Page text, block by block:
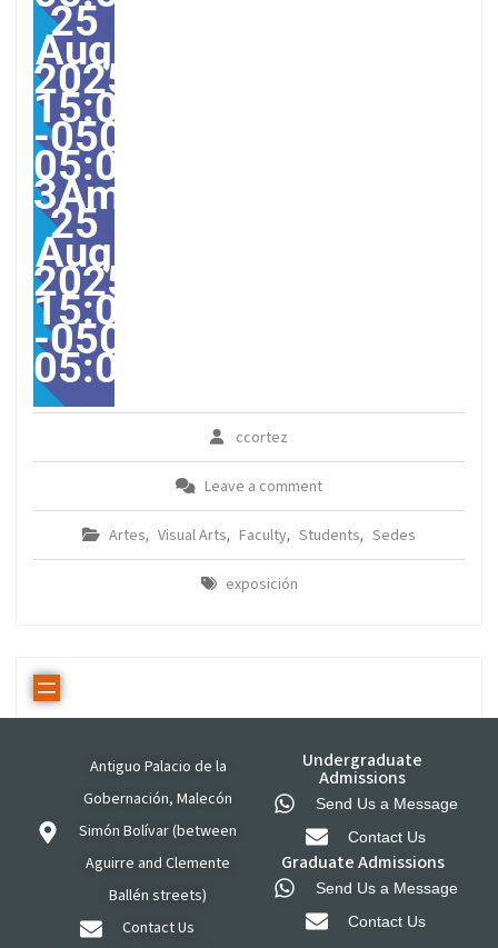
25
Aug
2025
15:05:00
-0500-
05:00-
3America/
25
Aug
2025
15:05:00
-0500-
05:00America/
ccortez
Leave a comment
Artes, Visual Arts, Faculty, Students, Sedes
exposición
Antiguo Palacio de la
Gobernación, Malecón
Simón Bolívar (between
Aguirre and Clemente
Ballén streets)
Contact Us
Undergraduate
Admissions
Send Us a Message
Contact Us
Graduate Admissions
Send Us a Message
Contact Us